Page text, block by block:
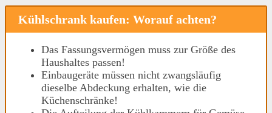
Kühlschrank kaufen: Worauf achten?
Das Fassungsvermögen muss zur Größe des
Haushaltes passen!
Einbaugeräte müssen nicht zwangsläufig
dieselbe Abdeckung erhalten, wie die
Küchenschränke!